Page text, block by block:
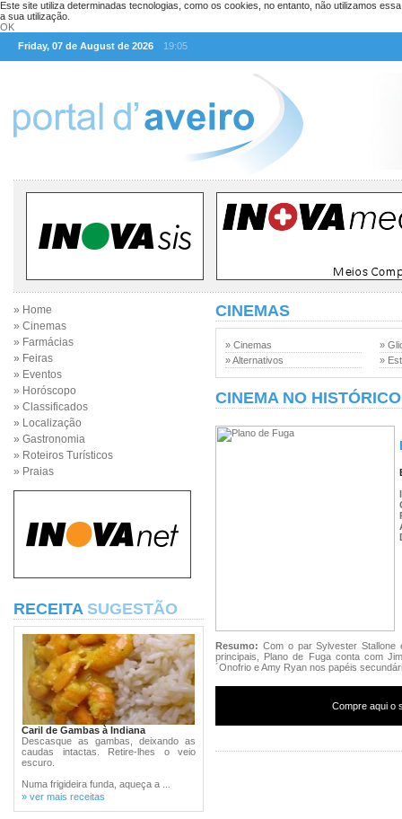
Este site utiliza determinadas tecnologias, como os cookies, no entanto, não utilizamos
a sua utilização.
OK
Friday, 07 de August de 2026
19:05
» Home
» Cinemas
» Farmácias
» Feiras
» Eventos
» Horóscopo
» Classificados
» Localização
» Gastronomia
» Roteiros Turísticos
» Praias
RECEITA SUGESTÃO
Caril de Gambas à Indiana
Descasque as gambas, deixando as
caudas intactas. Retire-lhes o veio
escuro.
Numa frigideira funda, aqueça a ...
» ver mais receitas
CINEMAS
» Cinemas
» Alternativos
»
»
CINEMA NO HISTÓRICO
Resumo: Com o par Sylvester Stallone
principais, Plano de Fuga conta com
´Onofrio e Amy Ryan nos papéis
Compre aqui o